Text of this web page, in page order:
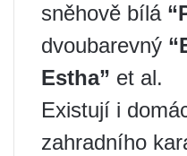
sněhově bílá
dvoubarevný
Estha” et al.
Existují i
zahradního